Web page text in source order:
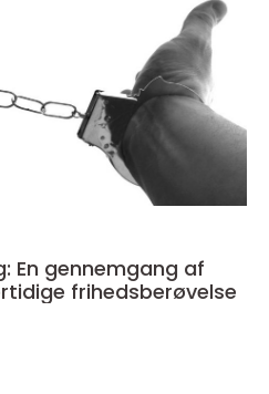
gennemgang af
frihedsberøvelse